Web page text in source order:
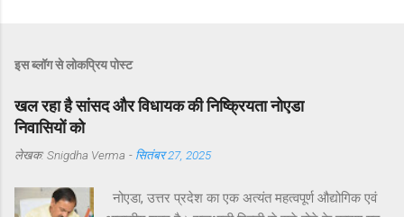
इस ब्लॉग से लोकप्रिय पोस्ट
खल रहा है सांसद और विधायक की निष्क्रियता नोएडा
निवासियों को
लेखक: Snigdha Verma - सितंबर 27, 2025
नोएडा, उत्तर प्रदेश का एक अत्यंत महत्वपूर्ण औद्योगिक एवं